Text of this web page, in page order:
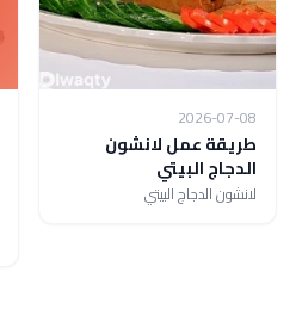
2026-07-08
طريقة عمل لانشون
الدجاج البيتي
لانشون الدجاج البيتي